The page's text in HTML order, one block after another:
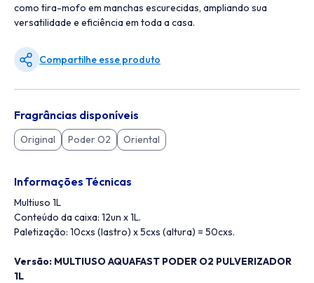
como tira-mofo em manchas escurecidas, ampliando sua
versatilidade e eficiência em toda a casa.
Compartilhe esse produto
Fragrâncias disponíveis
Original Poder O2 Oriental
Informações Técnicas
Multiuso 1L
Conteúdo da caixa: 12un x 1L.
Paletização: 10cxs (lastro) x 5cxs (altura) = 50cxs.
Versão: MULTIUSO AQUAFAST PODER O2 PULVERIZADOR
1L